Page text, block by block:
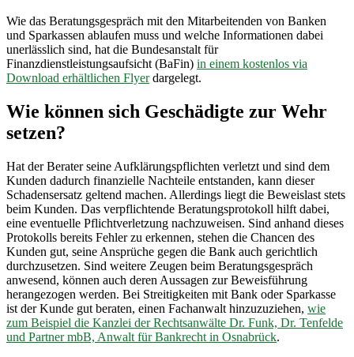
Wie das Beratungsgespräch mit den Mitarbeitenden von Banken
und Sparkassen ablaufen muss und welche Informationen dabei
unerlässlich sind, hat die Bundesanstalt für
Finanzdienstleistungsaufsicht (BaFin) in einem kostenlos via
Download erhältlichen Flyerdargelegt.
Wie können sich Geschädigte zur Wehr
setzen?
Hat der Berater seine Aufklärungspflichten verletzt und sind dem
Kunden dadurch finanzielle Nachteile entstanden, kann dieser
Schadensersatz geltend machen. Allerdings liegt die Beweislast stets
beim Kunden. Das verpflichtende Beratungsprotokoll hilft dabei,
eine eventuelle Pflichtverletzung nachzuweisen. Sind anhand dieses
Protokolls bereits Fehler zu erkennen, stehen die Chancen des
Kunden gut, seine Ansprüche gegen die Bank auch gerichtlich
durchzusetzen. Sind weitere Zeugen beim Beratungsgespräch
anwesend, können auch deren Aussagen zur Beweisführung
herangezogen werden. Bei Streitigkeiten mit Bank oder Sparkasse
ist der Kunde gut beraten, einen Fachanwalt hinzuzuziehen, wie
zum Beispiel die Kanzlei der Rechtsanwälte Dr. Funk, Dr. Tenfelde
und Partner mbB, Anwalt für Bankrecht in Osnabrück.